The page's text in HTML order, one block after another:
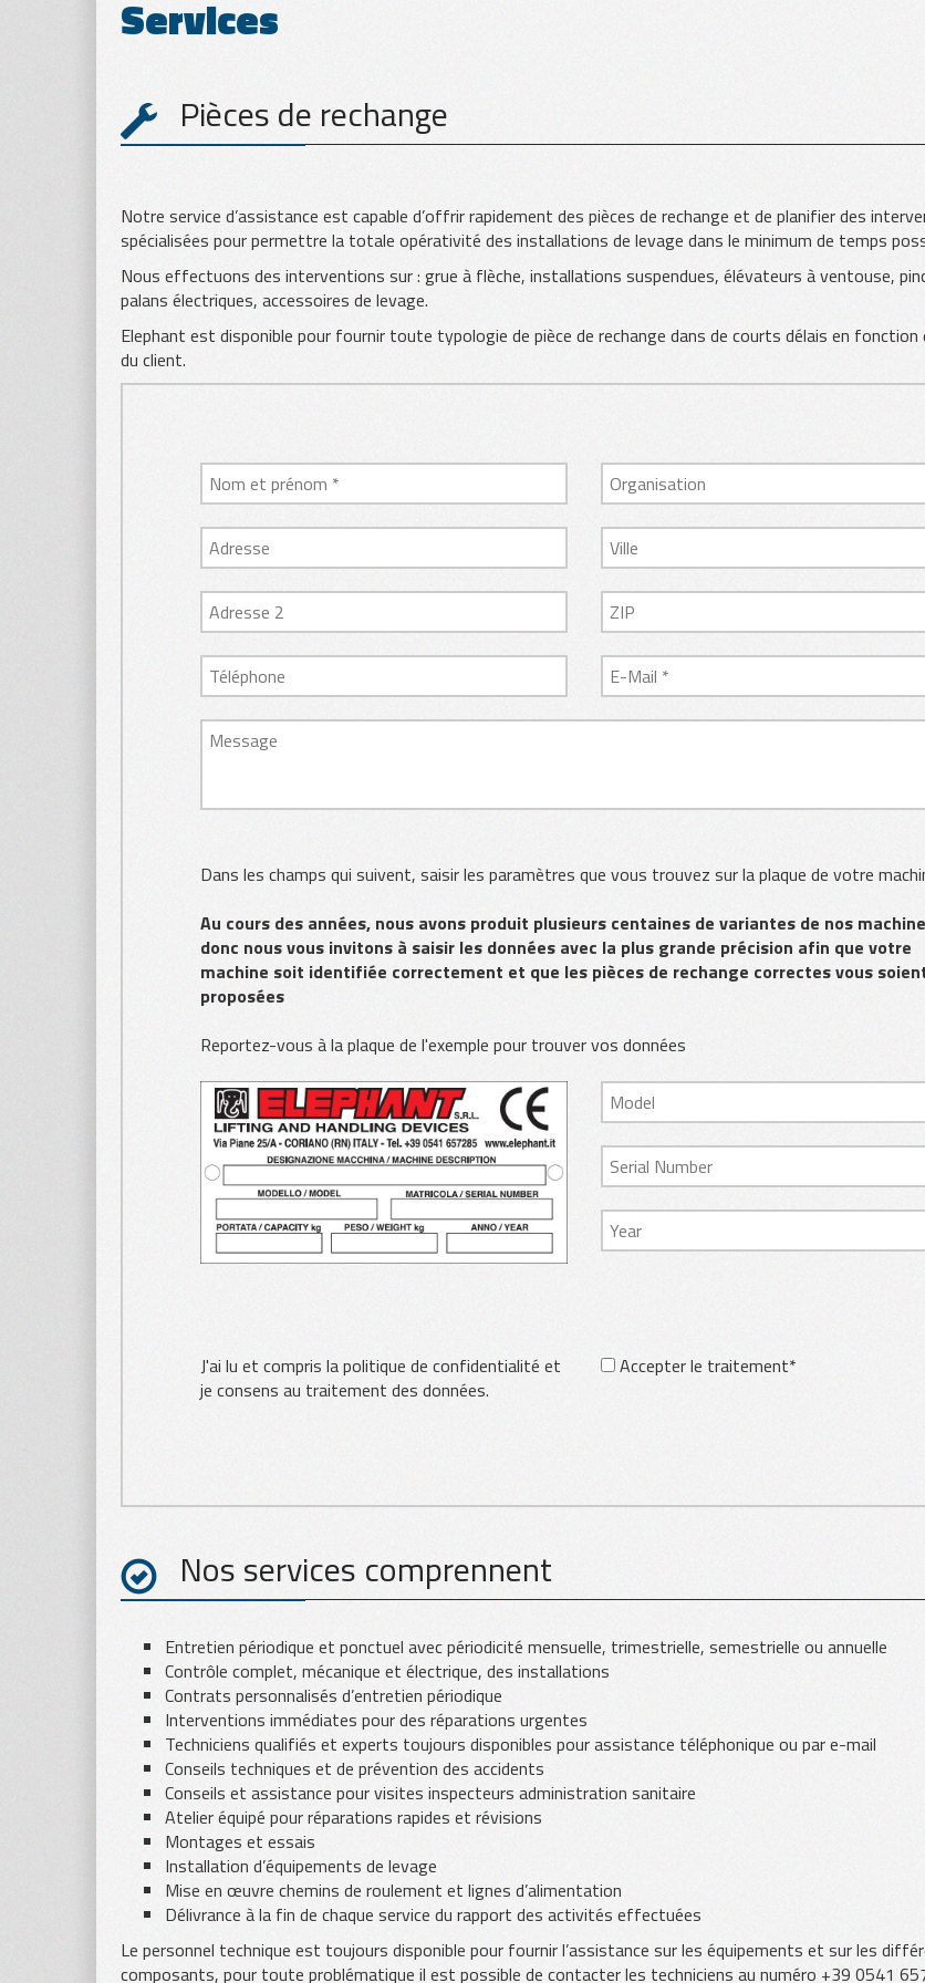
TÔLE
BOIS Élévateur à dépression
Palans pour Grue
Services
Pièces de rechange
Notre service d’assistance est capable d’offrir rapidement des pièces de rechange et de planifier des
spécialisées pour permettre la totale opérativité des installations de levage dans le minimum de temps
Nous effectuons des interventions sur : grue à flèche, installations suspendues, élévateurs à ventouse,
palans électriques, accessoires de levage.
Elephant est disponible pour fournir toute typologie de pièce de rechange dans de courts délais en fonction
du client.
Dans les champs qui suivent, saisir les paramètres que vous trouvez sur la plaque de votre
Au cours des années, nous avons produit plusieurs centaines de variantes de nos
donc nous vous invitons à saisir les données avec la plus grande précision afin que votre
machine soit identifiée correctement et que les pièces de rechange correctes vous
proposées
Reportez-vous à la plaque de l'exemple pour trouver vos données
J'ai lu et compris la politique de confidentialité et
je consens au traitement des données.
Accepter le traitement*
Nos services comprennent
Entretien périodique et ponctuel avec périodicité mensuelle, trimestrielle, semestrielle ou annuelle
Contrôle complet, mécanique et électrique, des installations
Contrats personnalisés d’entretien périodique
Interventions immédiates pour des réparations urgentes
Techniciens qualifiés et experts toujours disponibles pour assistance téléphonique ou par e-mail
Conseils techniques et de prévention des accidents
Conseils et assistance pour visites inspecteurs administration sanitaire
Atelier équipé pour réparations rapides et révisions
Montages et essais
Installation d’équipements de levage
Mise en œuvre chemins de roulement et lignes d’alimentation
Délivrance à la fin de chaque service du rapport des activités effectuées
Le personnel technique est toujours disponible pour fournir l’assistance sur les équipements et sur les
composants, pour toute problématique il est possible de contacter les techniciens au numéro +39 0541